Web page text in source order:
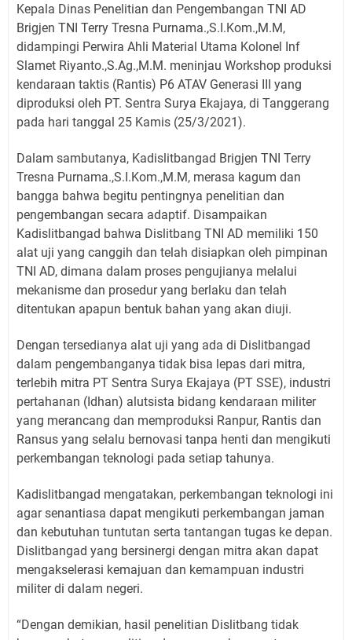
Kepala Dinas Penelitian dan Pengembangan TNI AD
Brigjen TNI Terry Tresna Purnama.,S.I.Kom.,M.M,
didampingi Perwira Ahli Material Utama Kolonel Inf
Slamet Riyanto.,S.Ag.,M.M. meninjau Workshop produksi
kendaraan taktis (Rantis) P6 ATAV Generasi III yang
diproduksi oleh PT. Sentra Surya Ekajaya, di Tanggerang
pada hari tanggal 25 Kamis (25/3/2021).
Dalam sambutanya, Kadislitbangad Brigjen TNI Terry
Tresna Purnama.,S.I.Kom.,M.M, merasa kagum dan
bangga bahwa begitu pentingnya penelitian dan
pengembangan secara adaptif. Disampaikan
Kadislitbangad bahwa Dislitbang TNI AD memiliki 150
alat uji yang canggih dan telah disiapkan oleh pimpinan
TNI AD, dimana dalam proses pengujianya melalui
mekanisme dan prosedur yang berlaku dan telah
ditentukan apapun bentuk bahan yang akan diuji.
Dengan tersedianya alat uji yang ada di Dislitbangad
dalam pengembanganya tidak bisa lepas dari mitra,
terlebih mitra PT Sentra Surya Ekajaya (PT SSE), industri
pertahanan (Idhan) alutsista bidang kendaraan militer
yang merancang dan memproduksi Ranpur, Rantis dan
Ransus yang selalu bernovasi tanpa henti dan mengikuti
perkembangan teknologi pada setiap tahunya.
Kadislitbangad mengatakan, perkembangan teknologi ini
agar senantiasa dapat mengikuti perkembangan jaman
dan kebutuhan tuntutan serta tantangan tugas ke depan.
Dislitbangad yang bersinergi dengan mitra akan dapat
mengakselerasi kemajuan dan kemampuan industri
militer di dalam negeri.
“Dengan demikian, hasil penelitian Dislitbang tidak